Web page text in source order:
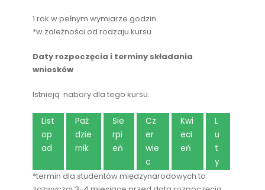
1 rok w pełnym wymiarze godzin
*w zależności od rodzaju kursu
Daty rozpoczęcia i terminy składania
wniosków
Istnieją nabory dla tego kursu:
List
op
ad
Paź
dzie
rnik
Sie
rpi
eń
Cz
er
wie
c
Kwi
eci
eń
L
u
t
y
*termin dla studentów międzynarodowych to